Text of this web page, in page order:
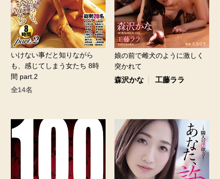
いけない事だと知りながら
も、感じてしまう女たち 8時
間 part.2
全14名
娘の前で雌犬のように激しく
突かれて
森沢かな 工藤ララ